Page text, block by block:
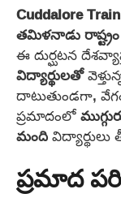
Cuddalore
తమిళనాడు రాష్ట్రం
ఈ దుర్ఘటన
విద్యార్థులతో
దాటుతుండగా,
ప్రమాదంలో
మంది
ప్రమాద